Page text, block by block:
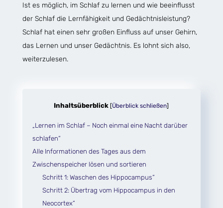
Ist es möglich, im Schlaf zu lernen und wie beeinflusst
der Schlaf die Lernfähigkeit und Gedächtnisleistung?
Schlaf hat einen sehr großen Einfluss auf unser Gehirn,
das Lernen und unser Gedächtnis. Es lohnt sich also,
weiterzulesen.
Inhaltsüberblick [Überblick schließen]
„Lernen im Schlaf – Noch einmal eine Nacht darüber
schlafen“
Alle Informationen des Tages aus dem
Zwischenspeicher lösen und sortieren
Schritt 1: Waschen des Hippocampus“
Schritt 2: Übertrag vom Hippocampus in den
Neocortex“